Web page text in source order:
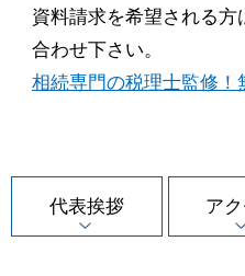
資料請求を希望される
合わせ下さい。
相続専門の税理士監修！
代表挨拶 ア